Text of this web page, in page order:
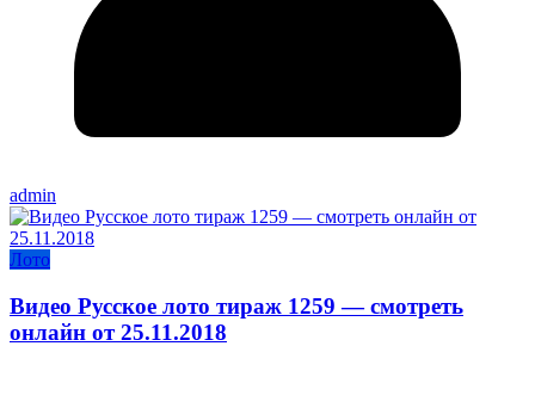
admin
Лото
Видео Русское лото тираж 1259 — смотреть
онлайн от 25.11.2018